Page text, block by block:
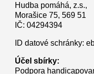
Hudba pomáhá, z.s.,
Morašice 75, 569 51
IČ: 04294394
ID datové schránky:
Účel sbírky:
Podpora